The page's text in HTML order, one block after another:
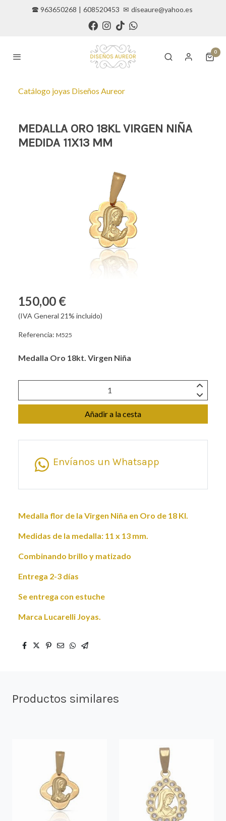
🕿 963650268 | 608520453 ✉ diseaure@yahoo.es
0
Catálogo joyas Diseños Aureor
MEDALLA ORO 18KL VIRGEN NIÑA
MEDIDA 11X13 MM
150,00 €
(IVA General 21% incluido)
Referencia: M525
Medalla Oro 18kt. Virgen Niña
Añadir a la cesta
Envíanos un Whatsapp
Medalla flor de la Virgen Niña en Oro de 18 Kl.
Medidas de la medalla: 11 x 13 mm.
Combinando brillo y matizado
Entrega 2-3 días
Se entrega con estuche
Marca Lucarelli Joyas.
Productos similares